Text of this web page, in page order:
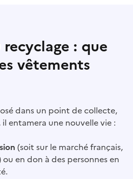
: que
vêtements
dans un point de collecte,
entamera une nouvelle vie :
(soit sur le marché français,
en don à des personnes en